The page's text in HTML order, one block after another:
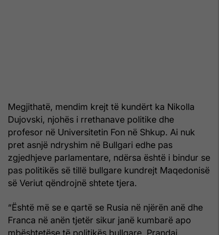
Megjithatë, mendim krejt të kundërt ka Nikolla
Dujovski, njohës i rrethanave politike dhe
profesor në Universitetin Fon në Shkup. Ai nuk
pret asnjë ndryshim në Bullgari edhe pas
zgjedhjeve parlamentare, ndërsa është i bindur se
pas politikës së tillë bullgare kundrejt Maqedonisë
së Veriut qëndrojnë shtete tjera.
“Është më se e qartë se Rusia në njërën anë dhe
Franca në anën tjetër sikur janë kumbarë apo
mbështetëse të politikës bullgare. Prandaj,